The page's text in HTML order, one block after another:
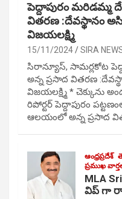
పెద్దాపురం మరిడమ్మ
వితరణ :దేవస్థానం
విజయలక్ష్మి
15/11/2024 SIRA
సిరాన్యూస్, సామర్లకోట
అన్న ప్రసాద వితరణ
విజయలక్ష్మి * చెక్కును
రిపోర్టర్ పెద్దాపురం
ఆలయంలో అన్న ప్రసాద
ఆంధ్రప్రదేశ్
ప్రముఖ
MLA
విప్ గా